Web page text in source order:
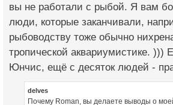
вы не работали с рыбой. Я вам
люди, которые заканчивали,
рыбоводству тоже обычно
тропической аквариумистике. )))
Юнчис, ещё с десяток людей -
delves
Почему Roman, вы делаете выводы о